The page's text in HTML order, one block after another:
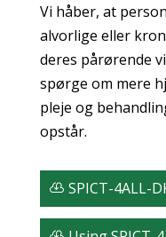
Vi håber, at
alvorlige eller
deres pårørende
spørge om mere
pleje og
opstår.
SPICT-4ALL-